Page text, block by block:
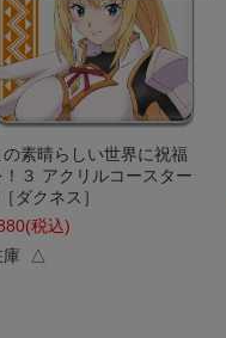
の素晴らしい世界に祝福
！３ アクリルコースター
ダクネス］
(税込)
庫 △